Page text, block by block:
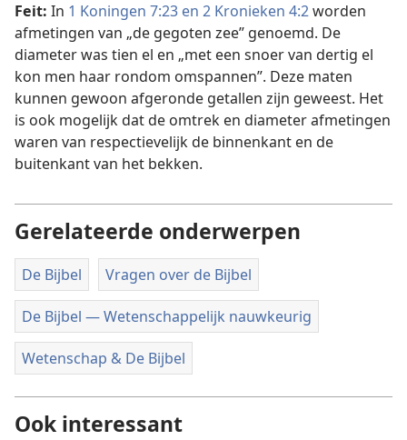
Feit: In 1 Koningen 7:23 en 2 Kronieken 4:2worden
afmetingen van „de gegoten zee” genoemd. De
diameter was tien el en „met een snoer van dertig el
kon men haar rondom omspannen”. Deze maten
kunnen gewoon afgeronde getallen zijn geweest. Het
is ook mogelijk dat de omtrek en diameter afmetingen
waren van respectievelijk de binnenkant en de
buitenkant van het bekken.
Gerelateerde onderwerpen
De Bijbel Vragen over de Bijbel
De Bijbel — Wetenschappelijk nauwkeurig
Wetenschap & De Bijbel
Ook interessant